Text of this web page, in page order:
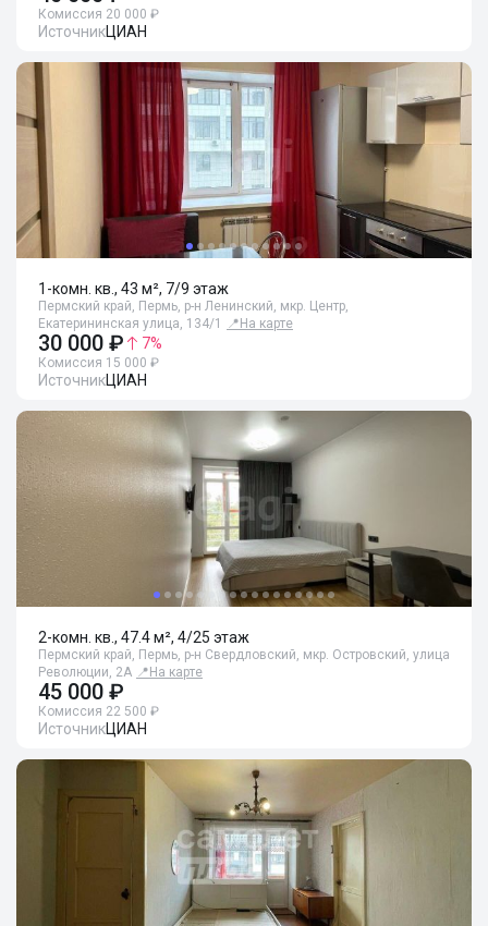
Комиссия 20 000 ₽
ИсточникЦИАН
1-комн. кв., 43 м², 7/9 этаж
Пермский край, Пермь, р-н Ленинский, мкр. Центр,
Екатерининская улица, 134/1
📍 На карте
30 000 ₽ 7%
Комиссия 15 000 ₽
ИсточникЦИАН
2-комн. кв., 47.4 м², 4/25 этаж
Пермский край, Пермь, р-н Свердловский, мкр. Островский, улица
Революции, 2А 📍 На карте
45 000 ₽
Комиссия 22 500 ₽
ИсточникЦИАН